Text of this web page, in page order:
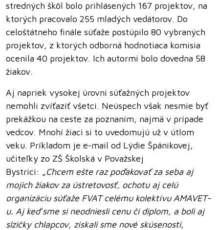
stredných škôl bolo prihlásených 167 projektov, na
ktorých pracovalo 255 mladých vedátorov. Do
celoštátneho finále súťaže postúpilo 80 vybraných
projektov, z ktorých odborná hodnotiaca komisia
ocenila 40 projektov. Ich autormi bolo dovedna 58
žiakov.
Aj napriek vysokej úrovni súťažných projektov
nemohli zvíťaziť všetci. Neúspech však nesmie byť
prekážkou na ceste za poznaním, najmä v prípade
vedcov. Mnohí žiaci si to uvedomujú už v útlom
veku. Príkladom je e-mail od Lýdie Špánikovej,
učiteľky zo ZŠ Školská v Považskej
Bystrici: „Chcem ešte raz poďakovať za seba aj
mojich žiakov za ústretovosť, ochotu aj celú
organizáciu súťaže FVAT celému kolektívu AMAVET-
u. Aj keď sme si neodniesli cenu či diplom, a boli aj
slzičky chlapcov, získali sme nové skúsenosti,